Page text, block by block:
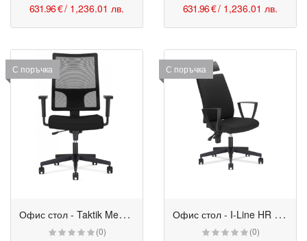
631.96 €/ 1,236.01 лв. 631.96 €/ 1,236.01 лв.
С поръчка
О
фис стол - Taktik Mesh черен
(0)
С поръчка
О
фис стол - I-Line HR черен
(0)